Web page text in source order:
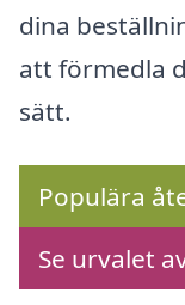
dina
att förmedla
sätt.
Populära
Se urvalet